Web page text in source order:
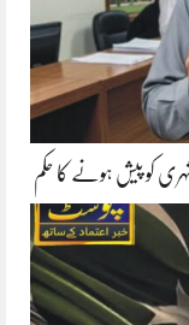
کو پیش ہونے کا حکم